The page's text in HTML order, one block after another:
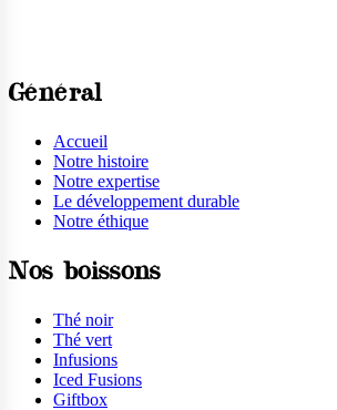
Général
Accueil
Notre histoire
Notre expertise
Le développement durable
Notre éthique
Nos boissons
Thé noir
Thé vert
Infusions
Iced Fusions
Giftbox